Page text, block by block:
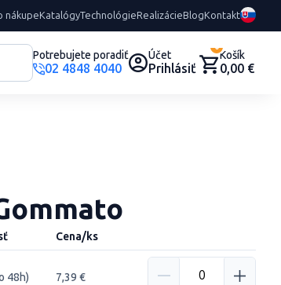
nákupeKatalógyTechnológieRealizácieBlogKontakt
Potrebujete poradiť
02 4848 4040
Účet
Prihlásiť
0
Košík
0,00 €
Cena/ks
48h) 7,39 €